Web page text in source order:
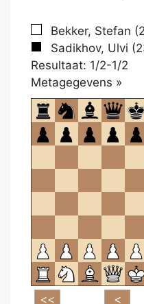
Bekker, Stefan
Sadikhov, Ulvi
Resultaat: 1/2-1/2
Metagegevens »
om
te